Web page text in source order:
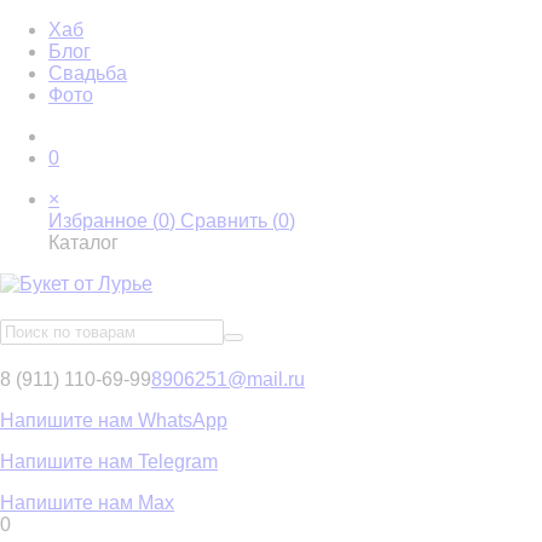
Хаб
Блог
Свадьба
Фото
0
×
Избранное (0) Сравнить (0)
Каталог
8 (911) 110-69-998906251@mail.ru
Напишите нам WhatsApp
Напишите нам Telegram
Напишите нам Max
0